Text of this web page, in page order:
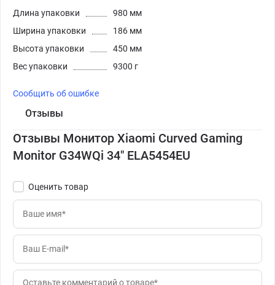
Длина упаковки
980 мм
Ширина упаковки
186 мм
Высота упаковки
450 мм
Вес упаковки
9300 г
Сообщить об ошибке
Отзывы
Отзывы Монитор Xiaomi Curved Gaming
Monitor G34WQi 34" ELA5454EU
Оценить товар